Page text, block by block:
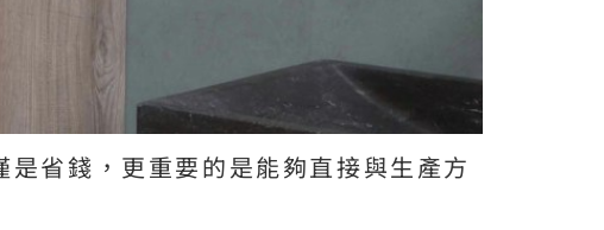
省錢，更重要的是能夠直接與生產方